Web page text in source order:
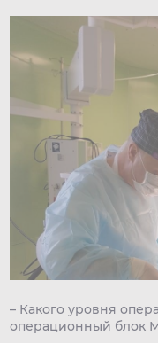
– Какого уровня
операционный блок